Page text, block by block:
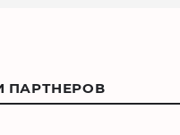
ПАРТНЕРОВ